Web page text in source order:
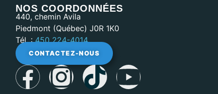
NOS COORDONNÉES
440, chemin Avila
Piedmont (Québec) J0R 1K0
Tél. :450 224-4014
CONTACTEZ-NOUS